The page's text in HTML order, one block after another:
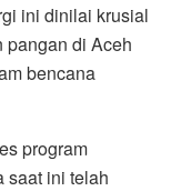
ini dinilai krusial
pangan di Aceh
bencana
program
saat ini telah